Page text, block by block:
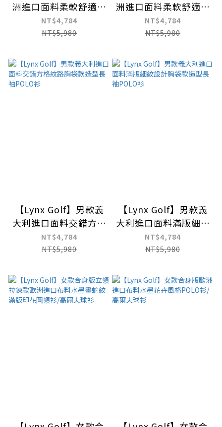
洲進口面料柔軟舒適滿
版迷幻印花設計長袖高
爾夫球衫
NT$4,784
NT$5,980
洲進口面料柔軟舒適圓
領拉鍊滿版草寫印花長
袖高爾夫球衫
NT$4,784
NT$5,980
【Lynx Golf】男款義
大利進口面料交錯方格
紋路胸袋款造型長袖
POLO衫
NT$4,784
NT$5,980
【Lynx Golf】男款義
大利進口面料滿版細紋
設計胸袋款造型長袖
POLO衫
NT$4,784
NT$5,980